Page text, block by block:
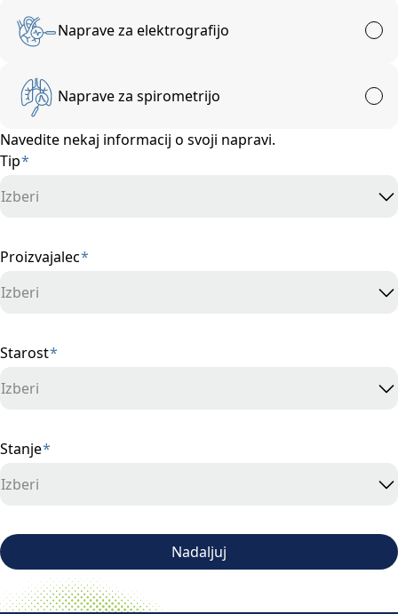
Naprave za elektrografijo
Naprave za spirometrijo
Navedite nekaj informacij o svoji napravi.
Tip*
Izberi
Proizvajalec*
Izberi
Starost*
Izberi
Stanje*
Izberi
Nadaljuj